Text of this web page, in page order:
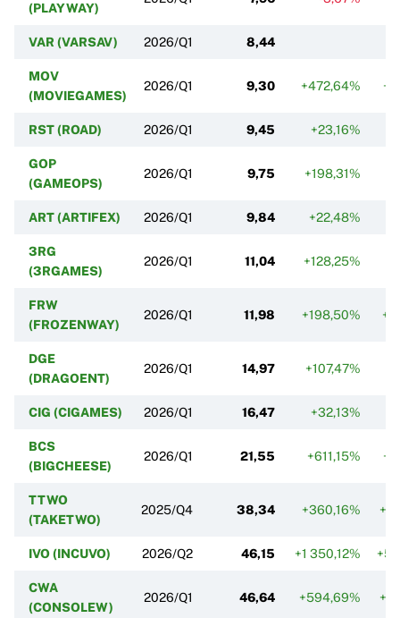
(PLAYWAY)
VAR (VARSAV) 2026/Q1 8,44
MOV
(MOVIEGAMES)
2026/Q1 9,30 +472,64%
RST (ROAD) 2026/Q1 9,45 +23,16%
GOP
(GAMEOPS)
2026/Q1 9,75 +198,31%
ART (ARTIFEX) 2026/Q1 9,84 +22,48%
3RG
(3RGAMES)
2026/Q1 11,04 +128,25%
FRW
(FROZENWAY)
2026/Q1 11,98 +198,50%
DGE
(DRAGOENT)
2026/Q1 14,97 +107,47%
CIG (CIGAMES) 2026/Q1 16,47 +32,13%
BCS
(BIGCHEESE)
2026/Q1 21,55 +611,15%
TTWO
(TAKETWO)
2025/Q4 38,34 +360,16%
IVO (INCUVO) 2026/Q2 46,15 +1 350,12%
CWA
(CONSOLEW)
2026/Q1 46,64 +594,69%